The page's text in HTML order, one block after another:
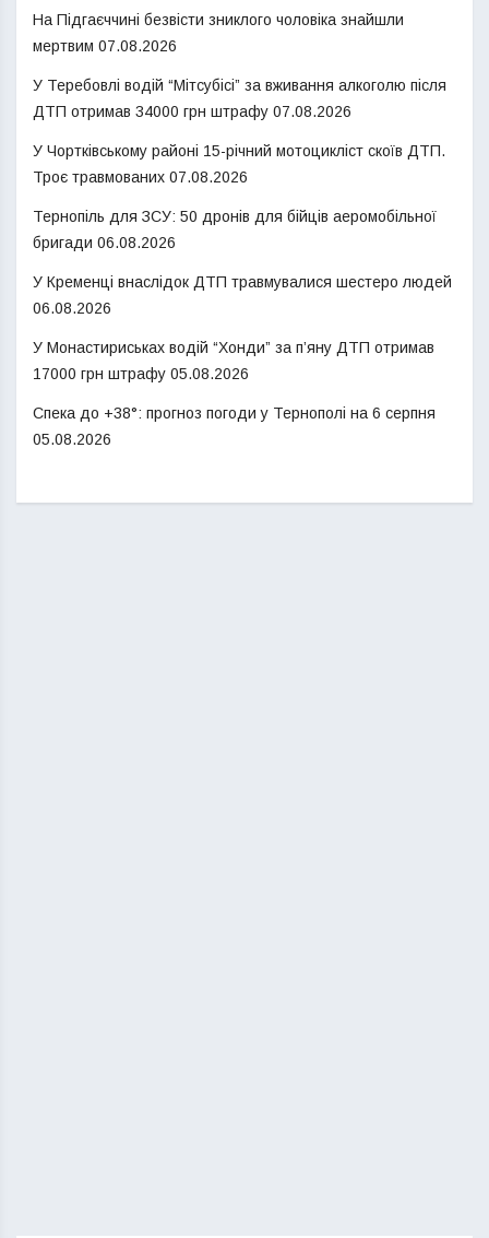
На Підгаєччині безвісти зниклого чоловіка знайшли
мертвим 07.08.2026
У Теребовлі водій “Мітсубісі” за вживання алкоголю після
ДТП отримав 34000 грн штрафу 07.08.2026
У Чортківському районі 15-річний мотоцикліст скоїв ДТП.
Троє травмованих 07.08.2026
Тернопіль для ЗСУ: 50 дронів для бійців аеромобільної
бригади 06.08.2026
У Кременці внаслідок ДТП травмувалися шестеро людей
06.08.2026
У Монастириськах водій “Хонди” за п’яну ДТП отримав
17000 грн штрафу 05.08.2026
Спека до +38°: прогноз погоди у Тернополі на 6 серпня
05.08.2026